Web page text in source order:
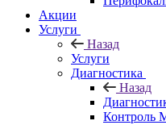
Акции
Услуги
Назад
Услуги
Диагностика
Назад
Контроль